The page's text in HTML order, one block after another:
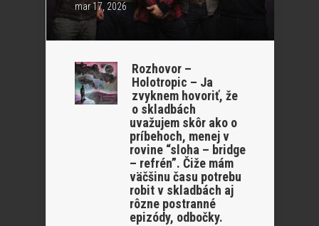
mar 17, 2026
Rozhovor –
Holotropic – Ja
zvyknem hovoriť, že
o skladbách
uvažujem skôr ako o
príbehoch, menej v
rovine “sloha – bridge
– refrén”. Čiže mám
väčšinu času potrebu
robit v skladbách aj
rôzne postranné
epizódy, odbočky.